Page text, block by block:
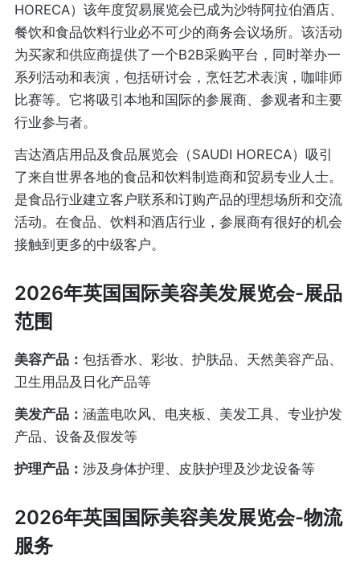
HORECA）该年度贸易展览会已成为沙特阿拉伯酒店、
餐饮和食品饮料行业必不可少的商务会议场所。该活动
为买家和供应商提供了一个B2B采购平台，同时举办一
系列活动和表演，包括研讨会，烹饪艺术表演，咖啡师
比赛等。它将吸引本地和国际的参展商、参观者和主要
行业参与者。
吉达酒店用品及食品展览会（SAUDI HORECA）吸引
了来自世界各地的食品和饮料制造商和贸易专业人士。
是食品行业建立客户联系和订购产品的理想场所和交流
活动。在食品、饮料和酒店行业，参展商有很好的机会
接触到更多的中级客户。
2026年英国国际美容美发展览会-展品
范围
美容产品： 包括香水、彩妆、护肤品、天然美容产品、
卫生用品及日化产品等
美发产品： 涵盖电吹风、电夹板、美发工具、专业护发
产品、设备及假发等
护理产品： 涉及身体护理、皮肤护理及沙龙设备等
2026年英国国际美容美发展览会-物流
服务